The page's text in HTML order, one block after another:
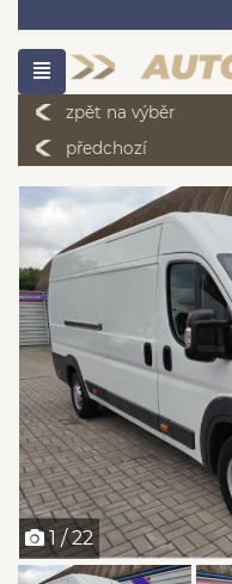
zpět na výběr
předchozí
1 / 22